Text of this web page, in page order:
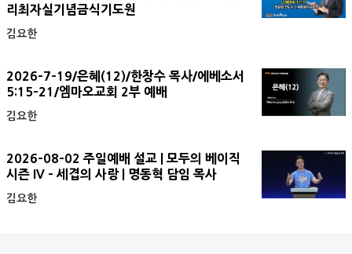
리최자실기념금식기도원
김요한
2026-7-19/은혜(12)/한창수 목사/에베소서
5:15-21/엠마오교회 2부 예배
김요한
2026-08-02 주일예배 설교 | 모두의 베이직
시즌 IV - 세겹의 사랑 | 명동혁 담임 목사
김요한